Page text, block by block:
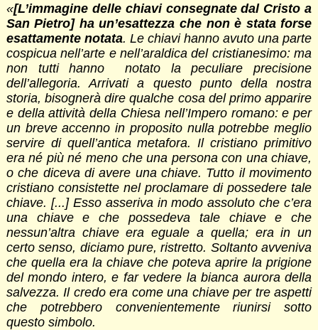
«[L’immagine delle chiavi consegnate dal Cristo a
San Pietro] ha un’esattezza che non è stata forse
esattamente notata. Le chiavi hanno avuto una parte
cospicua nell’arte e nell’araldica del cristianesimo: ma
non tutti hanno notato la peculiare precisione
dell’allegoria. Arrivati a questo punto della nostra
storia, bisognerà dire qualche cosa del primo apparire
e della attività della Chiesa nell’Impero romano: e per
un breve accenno in proposito nulla potrebbe meglio
servire di quell’antica metafora. Il cristiano primitivo
era né più né meno che una persona con una chiave,
o che diceva di avere una chiave. Tutto il movimento
cristiano consistette nel proclamare di possedere tale
chiave. [...] Esso asseriva in modo assoluto che c’era
una chiave e che possedeva tale chiave e che
nessun’altra chiave era eguale a quella; era in un
certo senso, diciamo pure, ristretto. Soltanto avveniva
che quella era la chiave che poteva aprire la prigione
del mondo intero, e far vedere la bianca aurora della
salvezza. Il credo era come una chiave per tre aspetti
che potrebbero convenientemente riunirsi sotto
questo simbolo.